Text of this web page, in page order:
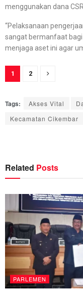
menggunakan dana
“Pelaksanaan
sangat bermanfaat
menjaga aset ini agar
1 2
Tags: Akses Vital
Kecamatan Cikembar
Related Posts
PARLEMEN